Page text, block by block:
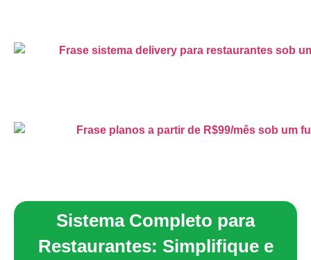
Sistema Completo para
Restaurantes: Simplifique e